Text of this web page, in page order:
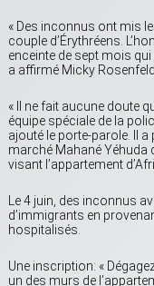
« Des inconnus ont mis
couple d’Érythréens.
enceinte de sept mois
a affirmé Micky Rosenfeld.
« Il ne fait aucune doute
équipe spéciale de la
ajouté le porte-parole. Il a
marché Mahané Yéhuda
visant l’appartement
Le 4 juin, des inconnus
d’immigrants en
hospitalisés.
Une inscription: «
un des murs de